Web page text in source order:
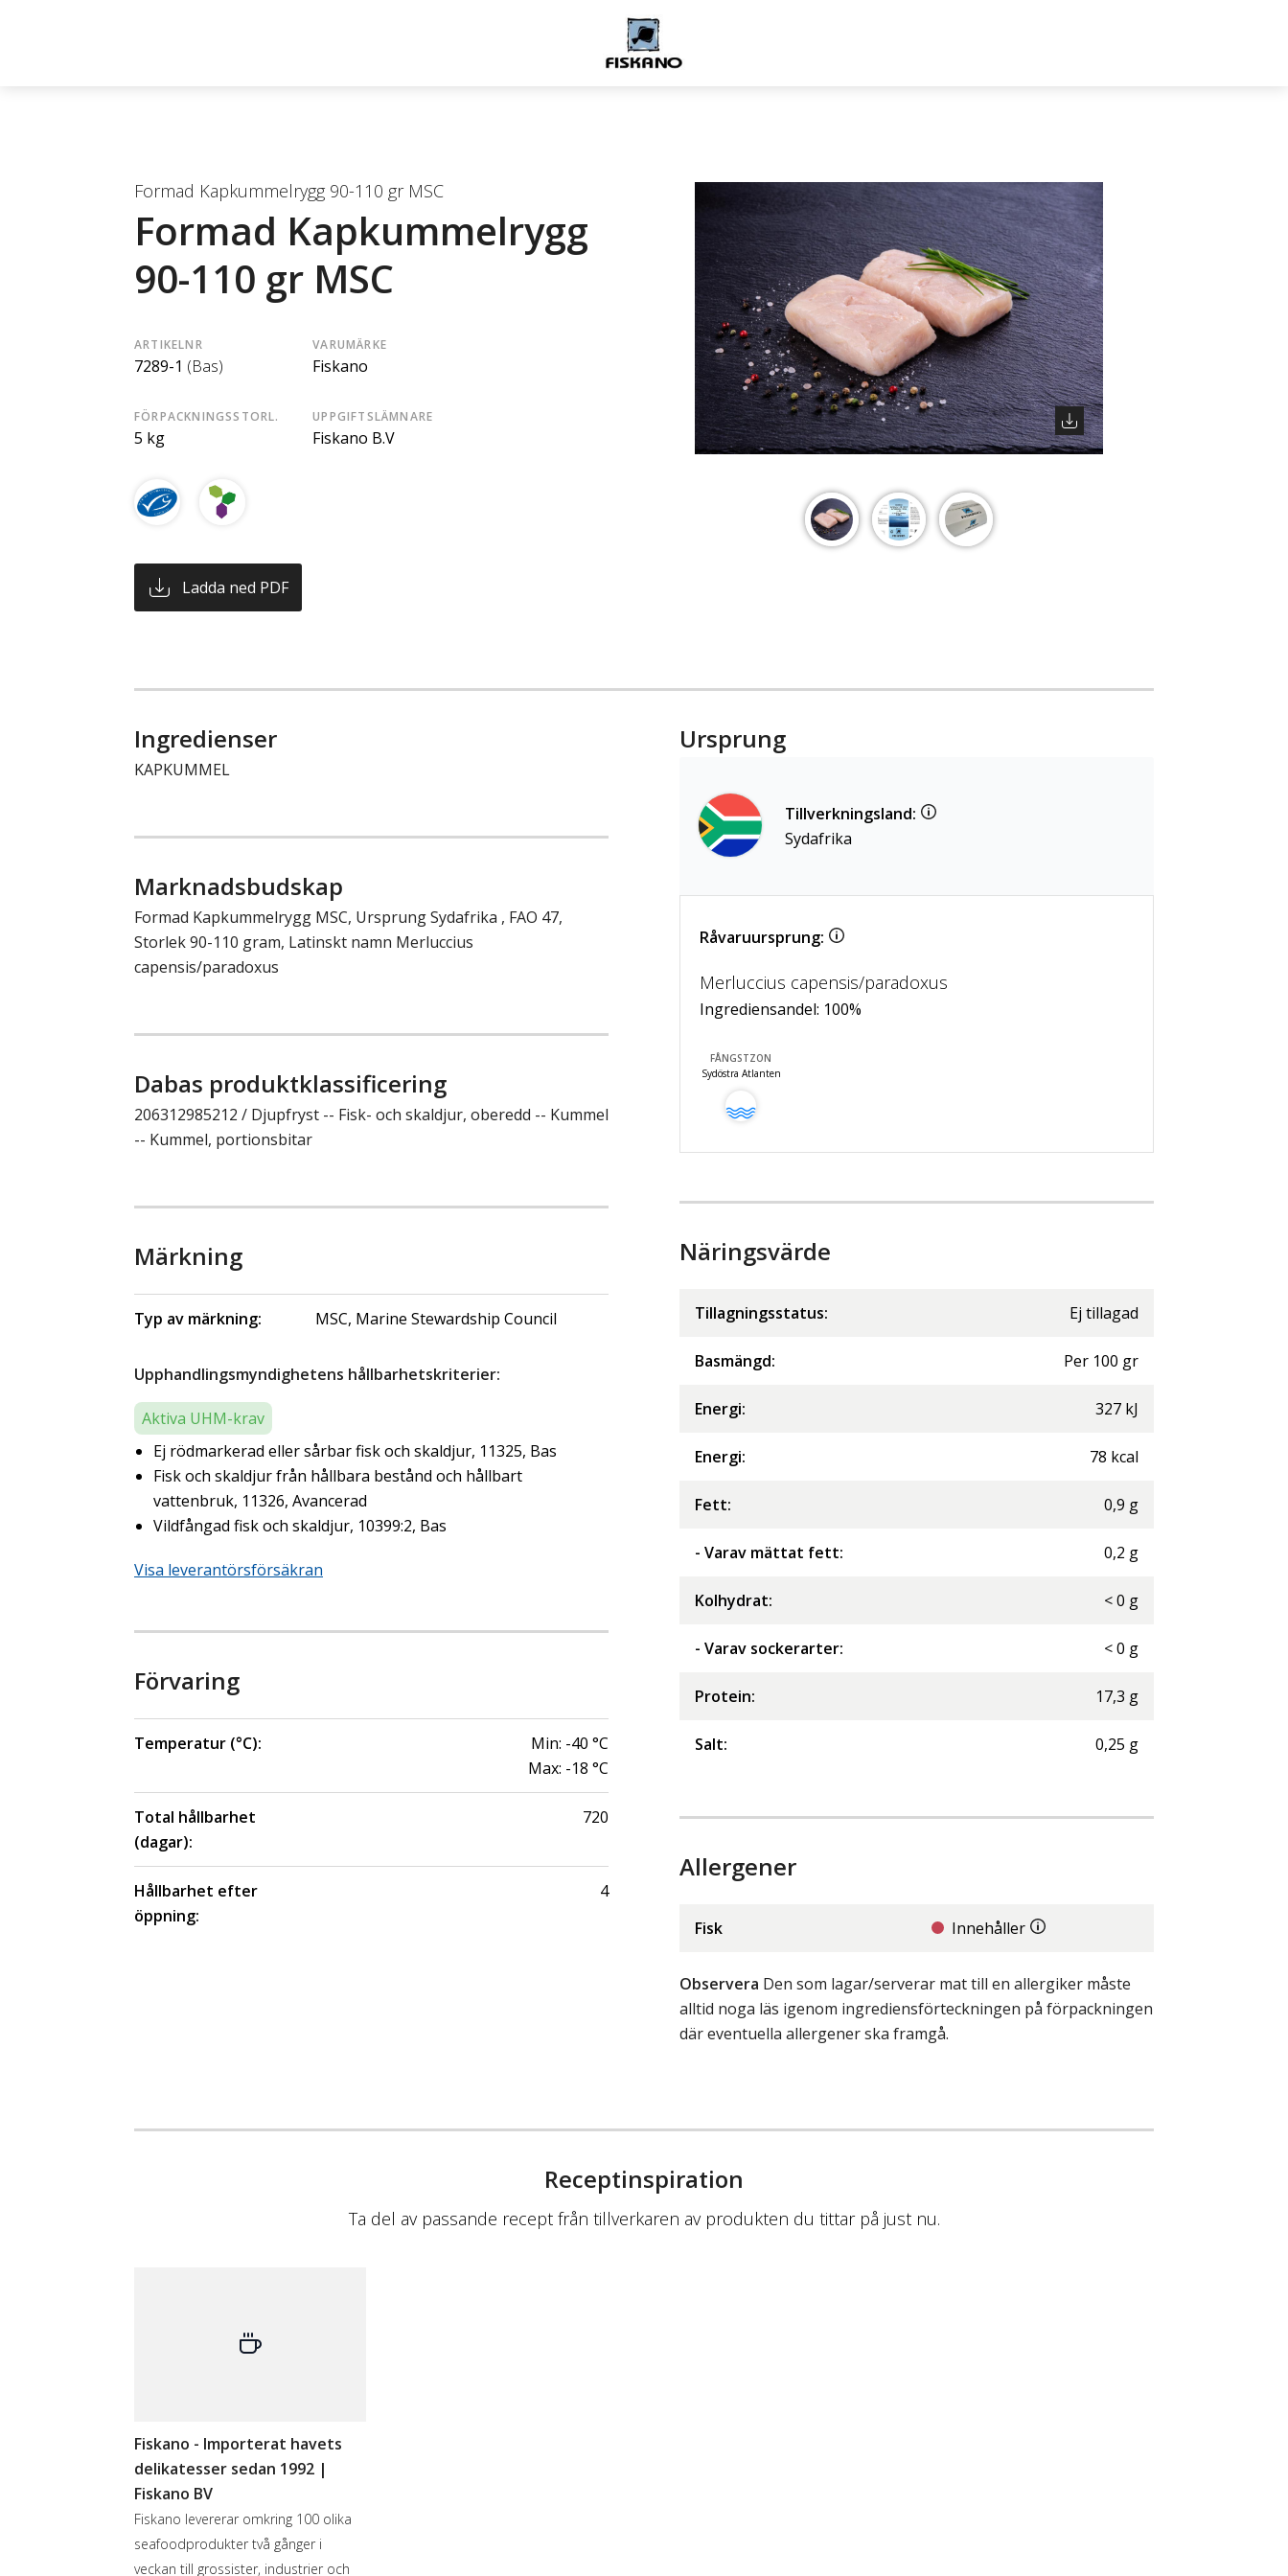
Formad Kapkummelrygg 90-110 gr MSC
Formad Kapkummelrygg
90-110 gr MSC
ARTIKELNR
7289-1 (Bas)
VARUMÄRKE
Fiskano
FÖRPACKNINGSSTORL.
5 kg
UPPGIFTSLÄMNARE
Fiskano B.V
Ladda ned PDF
Ingredienser
KAPKUMMEL
Marknadsbudskap
Formad Kapkummelrygg MSC, Ursprung Sydafrika , FAO 47,
Storlek 90-110 gram, Latinskt namn Merluccius
capensis/paradoxus
Dabas produktklassificering
206312985212 / Djupfryst -- Fisk- och skaldjur, oberedd -- Kummel
-- Kummel, portionsbitar
Märkning
Typ av märkning: MSC, Marine Stewardship Council
Upphandlingsmyndighetens hållbarhetskriterier:
Aktiva UHM-krav
Ej rödmarkerad eller sårbar fisk och skaldjur, 11325, Bas
Fisk och skaldjur från hållbara bestånd och hållbart
vattenbruk, 11326, Avancerad
Vildfångad fisk och skaldjur, 10399:2, Bas
Visa leverantörsförsäkran
Förvaring
Temperatur (°C): Min: -40 °C
Max: -18 °C
Total hållbarhet
(dagar):
720
Hållbarhet efter
öppning:
4
Ursprung
Tillverkningsland:
Sydafrika
Råvaruursprung:
Merluccius capensis/paradoxus
Ingrediensandel: 100%
FÅNGSTZON
Sydöstra Atlanten
Näringsvärde
Tillagningsstatus: Ej tillagad
Basmängd: Per 100 gr
Energi: 327 kJ
Energi: 78 kcal
Fett: 0,9 g
- Varav mättat fett: 0,2 g
Kolhydrat: <0 g
- Varav sockerarter: <0 g
Protein: 17,3 g
Salt: 0,25 g
Allergener
Fisk Innehåller
Observera Den som lagar/serverar mat till en allergiker måste
alltid noga läs igenom ingrediensförteckningen på förpackningen
där eventuella allergener ska framgå.
Receptinspiration
Ta del av passande recept från tillverkaren av produkten du tittar på just nu.
Fiskano - Importerat havets
delikatesser sedan 1992 |
Fiskano BV
Fiskano levererar omkring 100 olika
seafoodprodukter två gånger i
veckan till grossister, industrier och